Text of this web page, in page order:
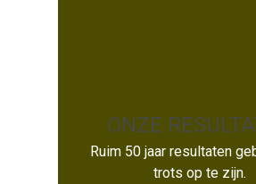
ONZE
Ruim 50 jaar resultaten
trots op te zijn.
ONZE